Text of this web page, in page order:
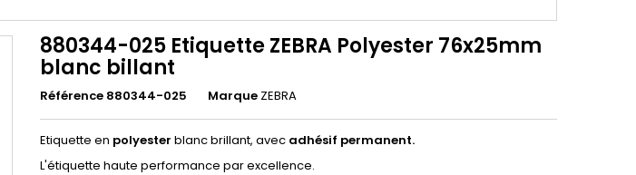
880344-025 Etiquette ZEBRA Polyester 76x25mm
blanc billant
Référence 880344-025 Marque ZEBRA
Etiquette en polyester blanc brillant, avec adhésif permanent.
L'étiquette haute performance par excellence.